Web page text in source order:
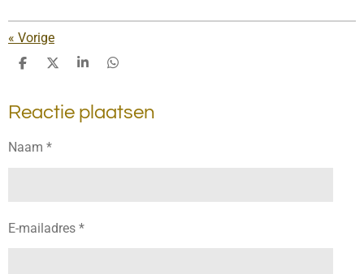
« Vorige
D
e
n
D
l
S
r
e
D
e
n
Reactie plaatsen
Naam *
E-mailadres *